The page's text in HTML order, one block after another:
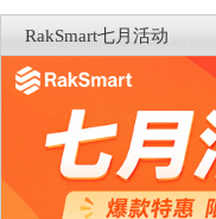
RakSmart七月活动